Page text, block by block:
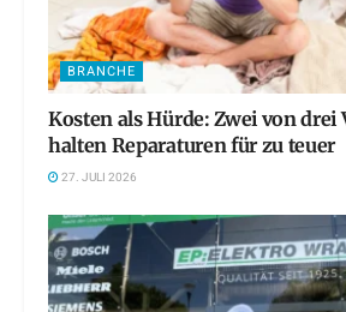
BRANCHE
Kosten als Hürde: Zwei von drei
halten Reparaturen für zu teuer
27. JULI 2026